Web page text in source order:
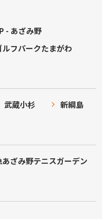
- あざみ野
ルフパークたまがわ
武蔵小杉 新綱島
あざみ野テニスガーデン